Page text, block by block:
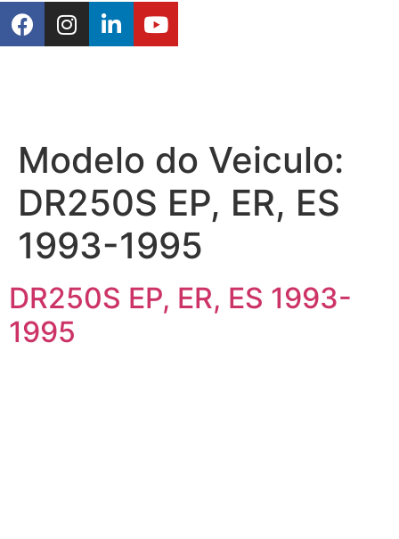
Modelo do Veiculo:
DR250S EP, ER, ES
1993-1995
DR250S EP, ER, ES 1993-
1995